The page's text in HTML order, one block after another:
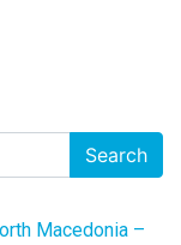
Macedonia –